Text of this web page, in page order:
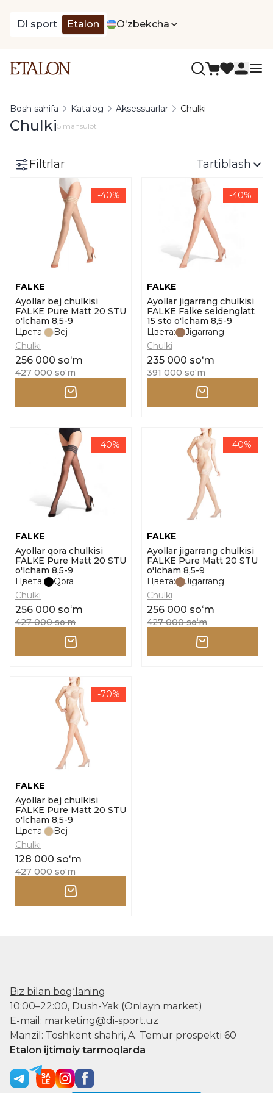
DI sport Etalon Oʻzbekcha
Bosh sahifa Katalog Aksessuarlar Chulki
Chulki5 mahsulot
Filtrlar Tartiblash
-40%
FALKE
Ayollar bej chulkisi
FALKE Pure Matt 20 STU
o'lcham 8,5-9
Цвета:
Bej
Chulki
256 000 soʻm
427 000 soʻm
-40%
FALKE
Ayollar jigarrang chulkisi
FALKE Falke seidenglatt
15 sto o'lcham 8,5-9
Цвета:
Jigarrang
Chulki
235 000 soʻm
391 000 soʻm
-40%
FALKE
Ayollar qora chulkisi
FALKE Pure Matt 20 STU
o'lcham 8,5-9
Цвета:
Qora
Chulki
256 000 soʻm
427 000 soʻm
-40%
FALKE
Ayollar jigarrang chulkisi
FALKE Pure Matt 20 STU
o'lcham 8,5-9
Цвета:
Jigarrang
Chulki
256 000 soʻm
427 000 soʻm
-70%
FALKE
Ayollar bej chulkisi
FALKE Pure Matt 20 STU
o'lcham 8,5-9
Цвета:
Bej
Chulki
128 000 soʻm
427 000 soʻm
Biz bilan bogʻlaning
10:00–22:00, Dush-Yak (Onlayn market)
E-mail: marketing@di-sport.uz
Manzil: Toshkent shahri, A. Temur prospekti 60
Etalon ijtimoiy tarmoqlarda